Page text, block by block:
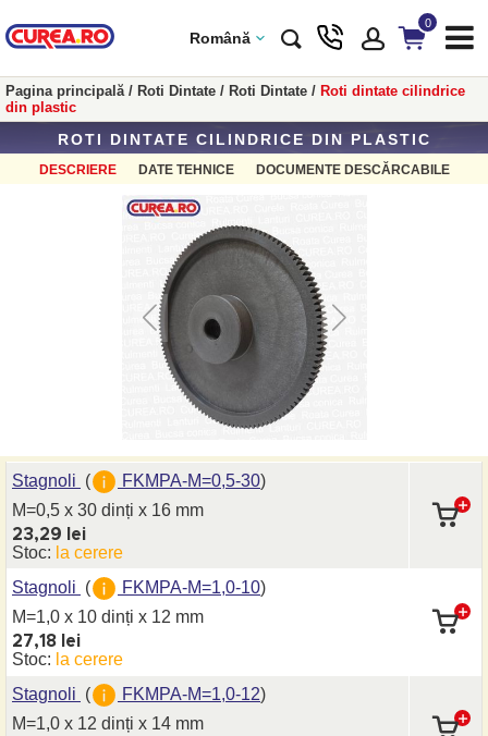
Română
0
Pagina principală/ Roti Dintate / Roti Dintate / Roti dintate cilindrice
din plastic
ROTI DINTATE CILINDRICE DIN PLASTIC
DESCRIERE DATE TEHNICE DOCUMENTE DESCĂRCABILE
Stagnoli ( FKMPA-M=0,5-30)
M=0,5 x 30 dinți x 16 mm
23,29 lei
Stoc: la cerere
Stagnoli ( FKMPA-M=1,0-10)
M=1,0 x 10 dinți x 12 mm
27,18 lei
Stoc: la cerere
Stagnoli ( FKMPA-M=1,0-12)
M=1,0 x 12 dinți x 14 mm